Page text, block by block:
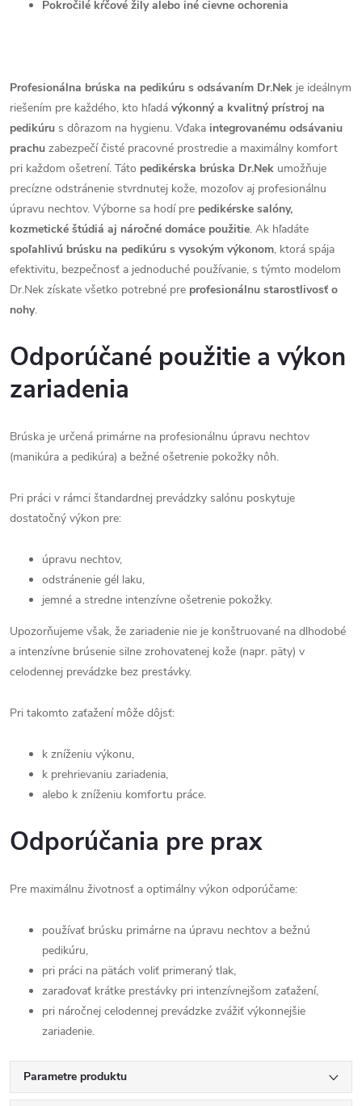
Pokročilé kŕčové žily alebo iné cievne ochorenia
Profesionálna brúska na pedikúru s odsávaním Dr.Nek je ideálnym
riešením pre každého, kto hľadá výkonný a kvalitný prístroj na
pedikúru s dôrazom na hygienu. Vďaka integrovanému odsávaniu
prachu zabezpečí čisté pracovné prostredie a maximálny komfort
pri každom ošetrení. Táto pedikérska brúska Dr.Nek umožňuje
precízne odstránenie stvrdnutej kože, mozoľov aj profesionálnu
úpravu nechtov. Výborne sa hodí pre pedikérske salóny,
kozmetické štúdiá aj náročné domáce použitie. Ak hľadáte
spoľahlivú brúsku na pedikúru s vysokým výkonom, ktorá spája
efektivitu, bezpečnosť a jednoduché používanie, s týmto modelom
Dr.Nek získate všetko potrebné pre profesionálnu starostlivosť o
nohy.
Odporúčané použitie a výkon
zariadenia
Brúska je určená primárne na profesionálnu úpravu nechtov
(manikúra a pedikúra) a bežné ošetrenie pokožky nôh.
Pri práci v rámci štandardnej prevádzky salónu poskytuje
dostatočný výkon pre:
úpravu nechtov,
odstránenie gél laku,
jemné a stredne intenzívne ošetrenie pokožky.
Upozorňujeme však, že zariadenie nie je konštruované na dlhodobé
a intenzívne brúsenie silne zrohovatenej kože (napr. päty) v
celodennej prevádzke bez prestávky.
Pri takomto zaťažení môže dôjsť:
k zníženiu výkonu,
k prehrievaniu zariadenia,
alebo k zníženiu komfortu práce.
Odporúčania pre prax
Pre maximálnu životnosť a optimálny výkon odporúčame:
používať brúsku primárne na úpravu nechtov a bežnú
pedikúru,
pri práci na pätách voliť primeraný tlak,
zaraďovať krátke prestávky pri intenzívnejšom zaťažení,
pri náročnej celodennej prevádzke zvážiť výkonnejšie
zariadenie.
Parametre produktu